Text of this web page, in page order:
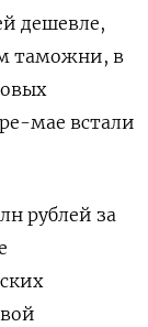
дешевле,
таможни, в
мае встали
рублей за